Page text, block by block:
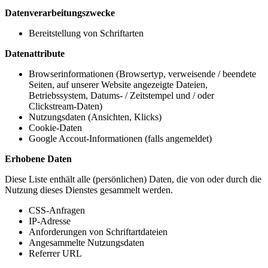
Datenverarbeitungszwecke
Bereitstellung von Schriftarten
Datenattribute
Browserinformationen (Browsertyp, verweisende / beendete
Seiten, auf unserer Website angezeigte Dateien,
Betriebssystem, Datums- / Zeitstempel und / oder
Clickstream-Daten)
Nutzungsdaten (Ansichten, Klicks)
Cookie-Daten
Google Accout-Informationen (falls angemeldet)
Erhobene Daten
Diese Liste enthält alle (persönlichen) Daten, die von oder durch die
Nutzung dieses Dienstes gesammelt werden.
CSS-Anfragen
IP-Adresse
Anforderungen von Schriftartdateien
Angesammelte Nutzungsdaten
Referrer URL